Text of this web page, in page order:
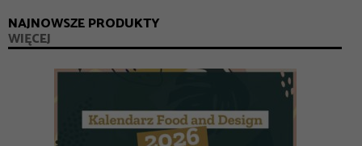
NAJNOWSZE PRODUKTY
WIĘCEJ